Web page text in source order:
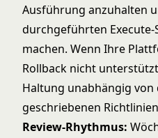
Ausführung anzuhalten
durchgeführten
machen. Wenn Ihre
Rollback nicht
Haltung unabhängig von
geschriebenen
Review-Rhythmus: